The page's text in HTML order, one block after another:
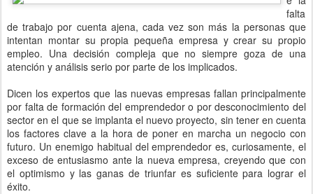
falta
de trabajo por cuenta ajena, cada vez son más la personas que
intentan montar su propia pequeña empresa y crear su propio
empleo. Una decisión compleja que no siempre goza de una
atención y análisis serio por parte de los implicados.
Dicen los expertos que las nuevas empresas fallan principalmente
por falta de formación del emprendedor o por desconocimiento del
sector en el que se implanta el nuevo proyecto, sin tener en cuenta
los factores clave a la hora de poner en marcha un negocio con
futuro. Un enemigo habitual del emprendedor es, curiosamente, el
exceso de entusiasmo ante la nueva empresa, creyendo que con
el optimismo y las ganas de triunfar es suficiente para lograr el
éxito.